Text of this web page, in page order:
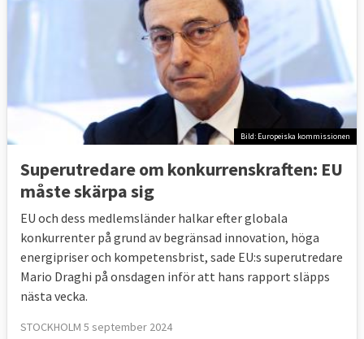
Bild: Europeiska kommissionen
Superutredare om konkurrenskraften: EU
måste skärpa sig
EU och dess medlemsländer halkar efter globala
konkurrenter på grund av begränsad innovation, höga
energipriser och kompetensbrist, sade EU:s superutredare
Mario Draghi på onsdagen inför att hans rapport släpps
nästa vecka.
STOCKHOLM 5 september 2024